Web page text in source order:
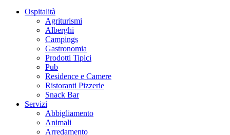
Ospitalità
Agriturismi
Alberghi
Campings
Gastronomia
Prodotti Tipici
Pub
Residence e Camere
Ristoranti Pizzerie
Snack Bar
Servizi
Abbigliamento
Animali
Arredamento